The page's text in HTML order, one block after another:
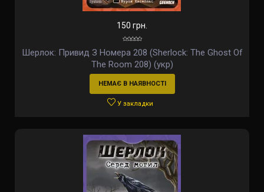
150 грн.
Шерлок: Привид З Номера 208 (Sherlock: The Ghost Of
The Room 208) (укр)
НЕМАЄ В НАЯВНОСТІ
У закладки